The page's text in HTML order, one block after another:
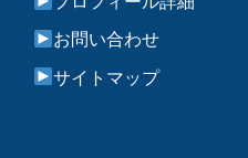
お問い合わせ
サイトマップ